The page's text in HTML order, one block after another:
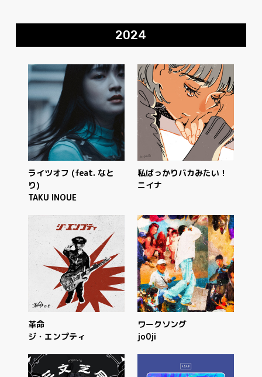
2024
ライツオフ (feat. なと
り)
TAKU INOUE
私ばっかりバカみたい！
ニイナ
革命
ジ・エンプティ
ワークソング
jo0ji